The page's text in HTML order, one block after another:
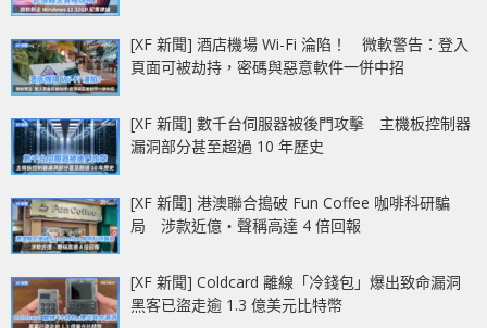
[XF 新聞] 酒店機場 Wi-Fi 淪陷！ 微軟警告：登入
頁面可被劫持，密碼與惡意軟件一併中招
[XF 新聞] 數千台伺服器被後門攻擊 主機板控制器
漏洞部分甚至超過 10 年歷史
[XF 新聞] 港澳聯合搗破 Fun Coffee 咖啡科研騙
局 涉款近億‧聲稱高達 4 倍回報
[XF 新聞] Coldcard 離線「冷錢包」爆出致命漏洞
黑客已盜走逾 1.3 億美元比特幣